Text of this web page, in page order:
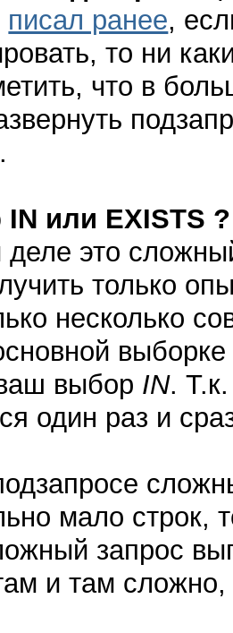
писал ранее,
то ни
что в
или EXISTS ?
это
только
несколько
выборке
выбор IN.
один раз и
мало
запрос
и там сложно,